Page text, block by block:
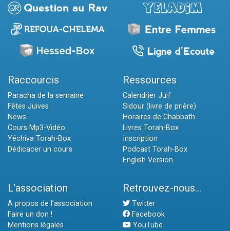
Raccourcis
Paracha de la semaine
Fêtes Juives
News
Cours Mp3-Vidéo
Yéchiva Torah-Box
Dédicacer un cours
Ressources
Calendrier Juif
Sidour (livre de prière)
Horaires de Chabbath
Livres Torah-Box
Inscription
Podcast Torah-Box
English Version
L'association
A propos de l'association
Faire un don !
Mentions légales
Retrouvez-nous...
Twitter
Facebook
YouTube